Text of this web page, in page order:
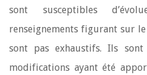
sont susceptibles
renseignements figurant sur
sont pas exhaustifs. Ils
modifications ayant été